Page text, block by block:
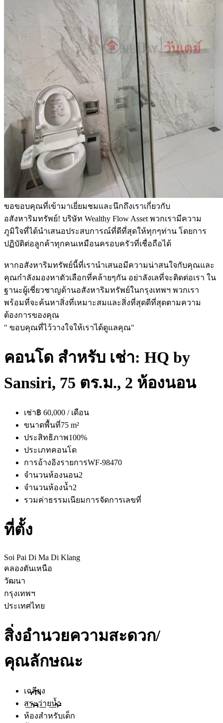
ขอขอบคุณที่เข้ามาเยี่ยมชมและนึกถึงเราเกี่ยวกับ
อสังหาริมทรัพย์! บริษัท Wealthy Flow Asset พวกเรามีความ
ภูมิใจที่ได้นำเสนอประสบการณ์ที่ดีที่สุดให้ทุกๆท่าน โดยการ
ปฏิบัติต่อลูกค้าทุกคนเหมือนครอบครัวที่เชื่อถือได้
หากอสังหาริมทรัพย์นี้ที่เรานำเสนอมีความน่าสนใจกับคุณและ
คุณกำลังมองหาตัวเลือกที่คล้ายๆกัน อย่าลังเลที่จะติดต่อเรา ใน
ฐานะผู้เชี่ยวชาญด้านอสังหาริมทรัพย์ในกรุงเทพฯ พวกเรา
พร้อมที่จะค้นหาสิ่งที่เหมาะสมและสิ่งที่สุดดีที่สุดตามความ
ต้องการของคุณ
" ขอบคุณที่ไว้วางใจให้เราได้ดูแลคุณ"
คอนโด สำหรับ เช่า: HQ by
Sansiri, 75 ตร.ม., 2 ห้องนอน
เช่า฿ 60,000 / เดือน
ขนาดพื้นที่75 m²
ประสิทธิภาพ100%
ประเภทคอนโด
การอ้างอิงรายการWF-98470
จำนวนห้องนอน2
จำนวนห้องน้ำ2
รวมค่าธรรมเนียมการจัดการเลขที่
ที่ตั้ง
Soi Pai Di Ma Di Klang
คลองตันเหนือ
วัฒนา
กรุงเทพฯ
ประเทศไทย
สิ่งอำนวยความสะดวก/
คุณลักษณะ
เฉลียง
สระว่ายน้ำ
ห้องสำหรับเด็ก